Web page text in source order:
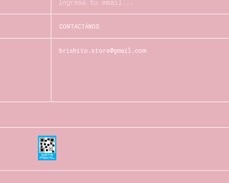
CONTACTÁNOS
brishito.store@gmail.com